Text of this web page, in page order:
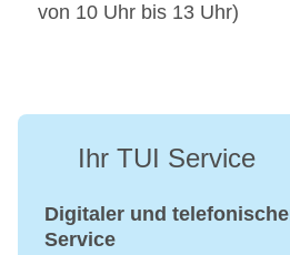
von 10 Uhr bis 13 Uhr)
Ihr TUI Service
Digitaler und
Service